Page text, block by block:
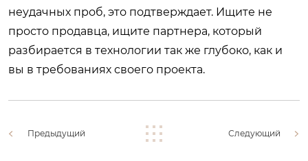
неудачных проб, это подтверждает. Ищите не
просто продавца, ищите партнера, который
разбирается в технологии так же глубоко, как и
вы в требованиях своего проекта.
Предыдущий Следующий